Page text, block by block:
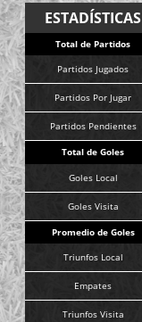
ESTADÍSTICAS
Total de Partidos
Partidos Jugados
Partidos Por Jugar
Partidos Pendientes
Total de Goles
Goles Local
Goles Visita
Promedio de Goles
Triunfos Local
Empates
Triunfos Visita